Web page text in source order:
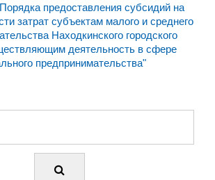
предоставления субсидий на
затрат субъектам малого и среднего
Находкинского городского
деятельность в сфере
предпринимательства"